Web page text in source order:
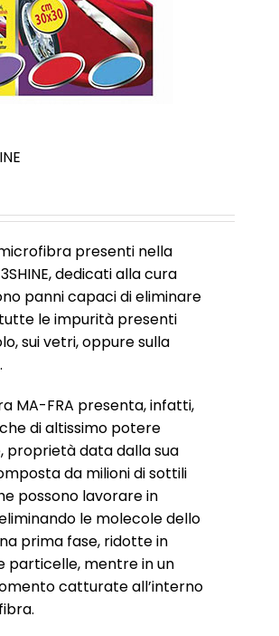
presenti nella
dedicati alla cura
panni capaci di eliminare
le impurità presenti
sui vetri, oppure sulla
MA-FRA presenta, infatti,
di altissimo potere
proprietà data dalla sua
da milioni di sottili
possono lavorare in
le molecole dello
prima fase, ridotte in
particelle, mentre in un
catturate all’interno